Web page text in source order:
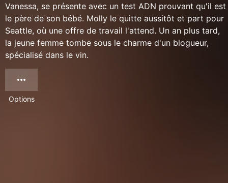
Vanessa, se présente avec un test ADN prouvant qu'il est
le père de son bébé. Molly le quitte aussitôt et part pour
Seattle, où une offre de travail l'attend. Un an plus tard,
la jeune femme tombe sous le charme d'un blogueur,
spécialisé dans le vin.
Options